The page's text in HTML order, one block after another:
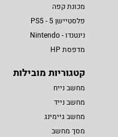
מכונת קפה
פלסטיישן 5 - PS5
נינטנדו - Nintendo
מדפסת HP
קטגוריות מובילות
מחשב נייח
מחשב נייד
מחשב גיימינג
מסך מחשב